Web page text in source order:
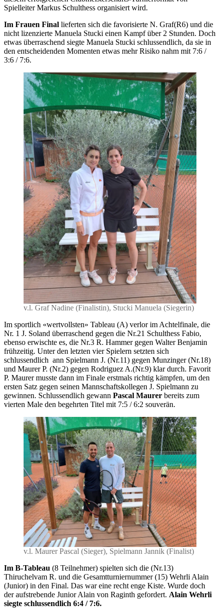
Spielleiter Markus Schulthess organisiert wird.
Im Frauen Final lieferten sich die favorisierte N. Graf(R6) und die
nicht lizenzierte Manuela Stucki einen Kampf über 2 Stunden. Doch
etwas überraschend siegte Manuela Stucki schlussendlich, da sie in
den entscheidenden Momenten etwas mehr Risiko nahm mit 7:6 /
3:6 / 7:6.
v.l. Graf Nadine (Finalistin), Stucki Manuela (Siegerin)
Im sportlich «wertvollsten» Tableau (A) verlor im Achtelfinale, die
Nr. 1 J. Soland überraschend gegen die Nr.21 Schulthess Fabio,
ebenso erwischte es, die Nr.3 R. Hammer gegen Walter Benjamin
frühzeitig. Unter den letzten vier Spielern setzten sich
schlussendlich ann Spielmann J. (Nr.11) gegen Munzinger (Nr.18)
und Maurer P. (Nr.2) gegen Rodriguez A.(Nr.9) klar durch. Favorit
P. Maurer musste dann im Finale erstmals richtig kämpfen, um den
ersten Satz gegen seinen Mannschaftskollegen J. Spielmann zu
gewinnen. Schlussendlich gewann Pascal Maurer bereits zum
vierten Male den begehrten Titel mit 7:5 / 6:2 souverän.
v.l. Maurer Pascal (Sieger), Spielmann Jannik (Finalist)
Im B-Tableau (8 Teilnehmer) spielten sich die (Nr.13)
Thiruchelvam R. und die Gesamtturniernummer (15) Wehrli Alain
(Junior) in den Final. Das war eine recht enge Kiste. Wurde doch
der aufstrebende Junior Alain von Raginth gefordert. Alain Wehrli
siegte schlussendlich 6:4 / 7:6.